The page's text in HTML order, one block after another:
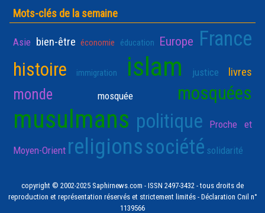
Mots-clés de la semaine
Asie bien-être économie éducation Europe France
histoire immigration islam justice livres
monde mosquée mosquées
musulmans politique Proche et
Moyen-Orient religionssociété solidarité
copyright © 2002-2025 Saphirnews.com - ISSN 2497-3432 - tous droits de
reproduction et représentation réservés et strictement limités - Déclaration Cnil n°
1139566